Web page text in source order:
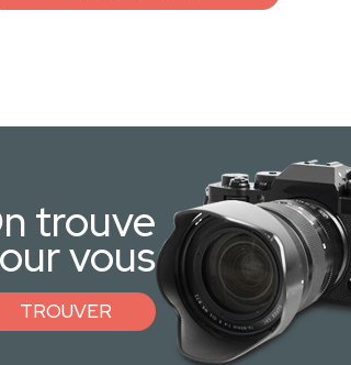
trouve
vous
TROUVER